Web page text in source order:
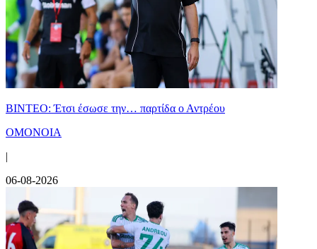
ΒΙΝΤΕΟ: Έτσι έσωσε την… παρτίδα ο Αντρέου
ΟΜΟΝΟΙΑ
|
06-08-2026